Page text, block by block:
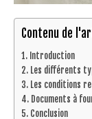
Contenu de
Introduction
Les différents
Les conditions
Documents à
Conclusion